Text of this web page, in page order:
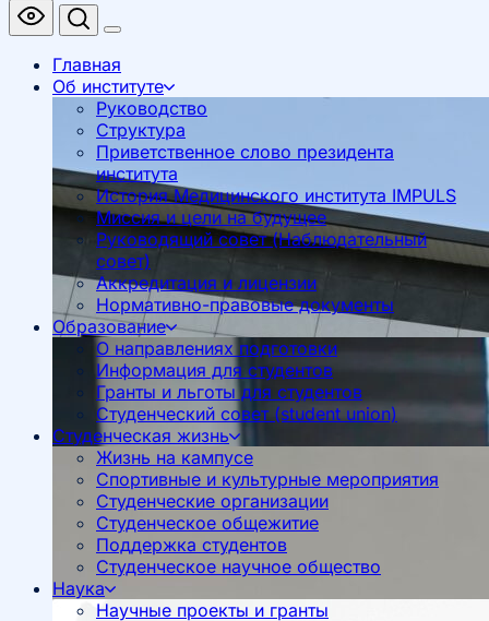
Главная
Об институте
Руководство
Структура
Приветственное слово президента
института
История Медицинского института IMPULS
Миссия и цели на будущее
Руководящий совет (Наблюдательный
совет)
Аккредитация и лицензии
Нормативно-правовые документы
Образование
О направлениях подготовки
Информация для студентов
Гранты и льготы для студентов
Студенческий совет (student union)
Студенческая жизнь
Жизнь на кампусе
Спортивные и культурные мероприятия
Студенческие организации
Студенческое общежитие
Поддержка студентов
Студенческое научное общество
Наука
Научные проекты и гранты